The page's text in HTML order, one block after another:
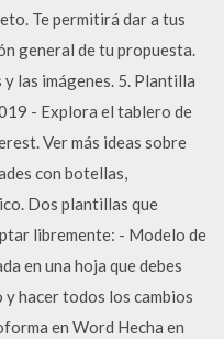
Te permitirá dar a tus
general de tu propuesta.
las imágenes. 5. Plantilla
- Explora el tablero de
Ver más ideas sobre
con botellas,
Dos plantillas que
libremente: - Modelo de
en una hoja que debes
hacer todos los cambios
en Word Hecha en